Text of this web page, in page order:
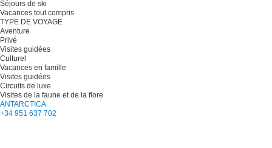
Séjours de ski
Vacances tout compris
TYPE DE VOYAGE
Aventure
Privé
Visites guidées
Culturel
Vacances en famille
Visites guidées
Circuits de luxe
Visites de la faune et de la flore
ANTARCTICA
+34 951 637 702